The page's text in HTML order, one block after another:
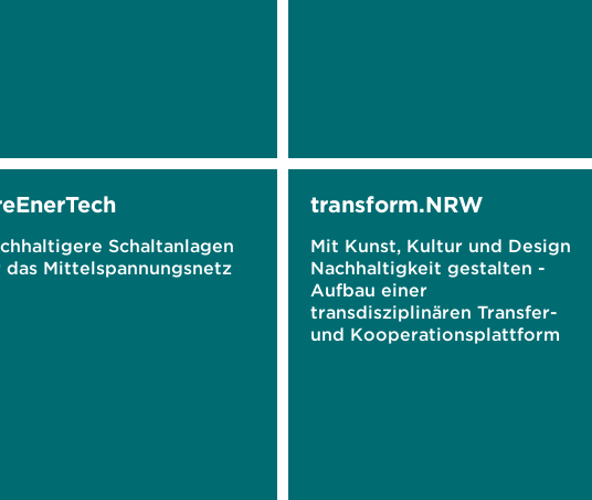
Schaltanlagen
das Mittelspannungsnetz
transform.NRW
Mit Kunst, Kultur und Design
Nachhaltigkeit gestalten -
Aufbau einer
transdisziplinären Transfer-
und Kooperationsplattform